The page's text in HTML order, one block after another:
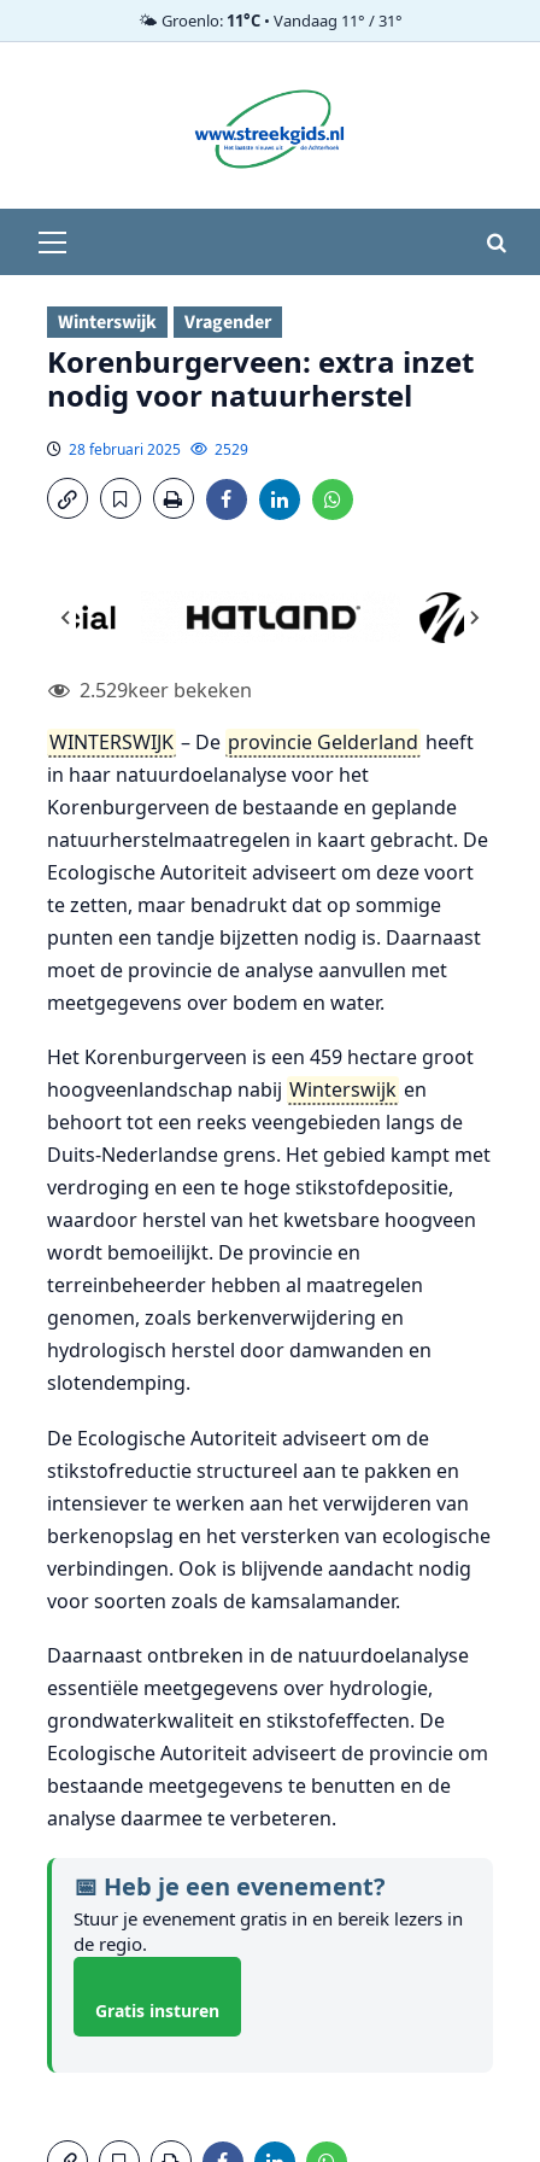
🌤️ Groenlo: 11°C• Vandaag 11° / 31°
menu
Winterswijk Vragender
Korenburgerveen: extra inzet
nodig voor natuurherstel
28 februari 2025 2529
2.529keer bekeken
WINTERSWIJK – De provincie Gelderland heeft
in haar natuurdoelanalyse voor het
Korenburgerveen de bestaande en geplande
natuurherstelmaatregelen in kaart gebracht. De
Ecologische Autoriteit adviseert om deze voort
te zetten, maar benadrukt dat op sommige
punten een tandje bijzetten nodig is. Daarnaast
moet de provincie de analyse aanvullen met
meetgegevens over bodem en water.
Het Korenburgerveen is een 459 hectare groot
hoogveenlandschap nabij Winterswijk en
behoort tot een reeks veengebieden langs de
Duits-Nederlandse grens. Het gebied kampt met
verdroging en een te hoge stikstofdepositie,
waardoor herstel van het kwetsbare hoogveen
wordt bemoeilijkt. De provincie en
terreinbeheerder hebben al maatregelen
genomen, zoals berkenverwijdering en
hydrologisch herstel door damwanden en
slotendemping.
De Ecologische Autoriteit adviseert om de
stikstofreductie structureel aan te pakken en
intensiever te werken aan het verwijderen van
berkenopslag en het versterken van ecologische
verbindingen. Ook is blijvende aandacht nodig
voor soorten zoals de kamsalamander.
Daarnaast ontbreken in de natuurdoelanalyse
essentiële meetgegevens over hydrologie,
grondwaterkwaliteit en stikstofeffecten. De
Ecologische Autoriteit adviseert de provincie om
bestaande meetgegevens te benutten en de
analyse daarmee te verbeteren.
📅 Heb je een evenement?
Stuur je evenement gratis in en bereik lezers in
de regio.
Gratis insturen